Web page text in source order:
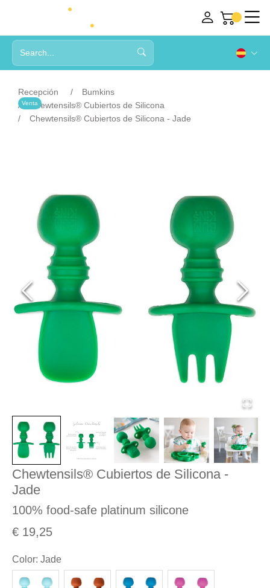
Recepción
Bumkins
Chewtensils® Cubiertos de Silicona
Chewtensils® Cubiertos de Silicona - Jade
Chewtensils® Cubiertos de Silicona -
Jade
100% food-safe platinum silicone
€ 19,25
Venta
Color: Jade